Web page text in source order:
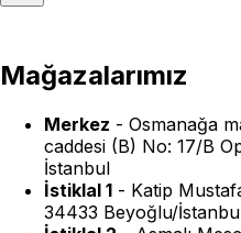
Mağazalarımız
Merkez - Osmanağa
caddesi (B) No: 17/B
İstanbul
İstiklal 1 - Katip
34433 Beyoğlu/